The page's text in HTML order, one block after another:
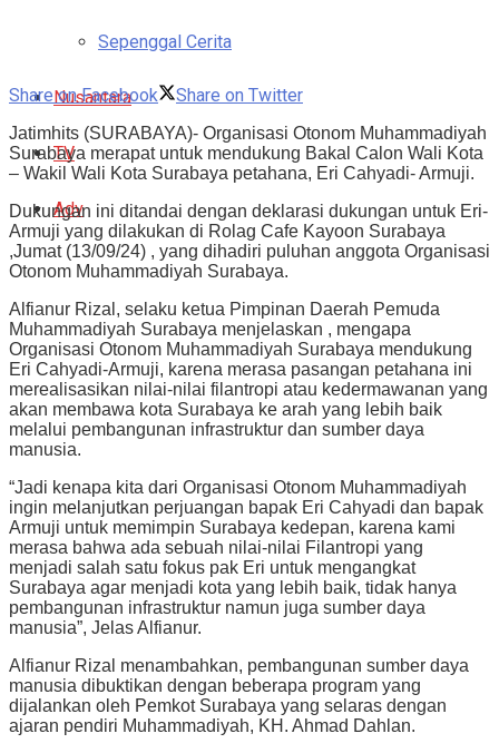
Sepenggal Cerita
Nusantara
TV
Adv
Share on Facebook Share on Twitter
Jatimhits (SURABAYA)- Organisasi Otonom Muhammadiyah
Surabaya merapat untuk mendukung Bakal Calon Wali Kota
– Wakil Wali Kota Surabaya petahana, Eri Cahyadi- Armuji.
Dukungan ini ditandai dengan deklarasi dukungan untuk Eri-
Armuji yang dilakukan di Rolag Cafe Kayoon Surabaya
,Jumat (13/09/24) , yang dihadiri puluhan anggota Organisasi
Otonom Muhammadiyah Surabaya.
Alfianur Rizal, selaku ketua Pimpinan Daerah Pemuda
Muhammadiyah Surabaya menjelaskan , mengapa
Organisasi Otonom Muhammadiyah Surabaya mendukung
Eri Cahyadi-Armuji, karena merasa pasangan petahana ini
merealisasikan nilai-nilai filantropi atau kedermawanan yang
akan membawa kota Surabaya ke arah yang lebih baik
melalui pembangunan infrastruktur dan sumber daya
manusia.
“Jadi kenapa kita dari Organisasi Otonom Muhammadiyah
ingin melanjutkan perjuangan bapak Eri Cahyadi dan bapak
Armuji untuk memimpin Surabaya kedepan, karena kami
merasa bahwa ada sebuah nilai-nilai Filantropi yang
menjadi salah satu fokus pak Eri untuk mengangkat
Surabaya agar menjadi kota yang lebih baik, tidak hanya
pembangunan infrastruktur namun juga sumber daya
manusia”, Jelas Alfianur.
Alfianur Rizal menambahkan, pembangunan sumber daya
manusia dibuktikan dengan beberapa program yang
dijalankan oleh Pemkot Surabaya yang selaras dengan
ajaran pendiri Muhammadiyah, KH. Ahmad Dahlan.